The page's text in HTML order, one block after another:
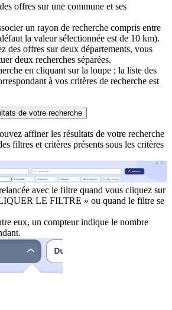
offres sur une commune et ses
un rayon de recherche compris entre
la valeur sélectionnée est de 10 km).
des offres sur deux départements, vous
deux recherches séparées.
en cliquant sur la loupe ; la liste des
à vos critères de recherche est
de votre recherche
affiner les résultats de votre recherche
filtres et critères présents sous les critères
avec le filtre quand vous cliquez sur
LE FILTRE » ou quand le filtre se
eux, un compteur indique le nombre